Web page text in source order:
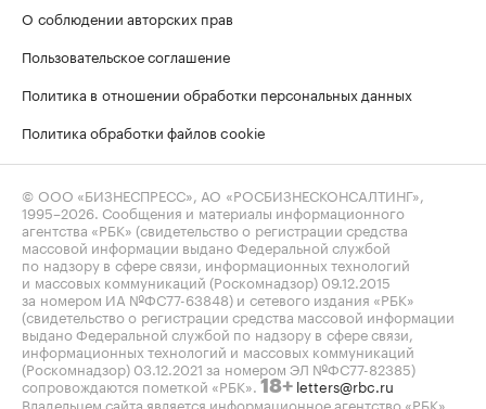
О соблюдении авторских прав
Пользовательское соглашение
Политика в отношении обработки персональных данных
Политика обработки файлов cookie
© ООО «БИЗНЕСПРЕСС», АО «РОСБИЗНЕСКОНСАЛТИНГ»,
1995–2026. Сообщения и материалы информационного
агентства «РБК» (свидетельство о регистрации средства
массовой информации выдано Федеральной службой
по надзору в сфере связи, информационных технологий
и массовых коммуникаций (Роскомнадзор) 09.12.2015
за номером ИА №ФС77-63848) и сетевого издания «РБК»
(свидетельство о регистрации средства массовой информации
выдано Федеральной службой по надзору в сфере связи,
информационных технологий и массовых коммуникаций
(Роскомнадзор) 03.12.2021 за номером ЭЛ №ФС77-82385)
сопровождаются пометкой «РБК». 18+ letters@rbc.ru
Владельцем сайта является информационное агентство «РБК».